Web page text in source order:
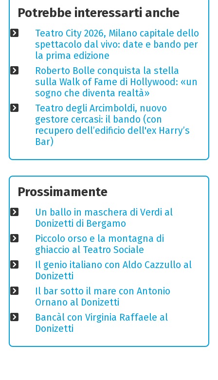
Potrebbe interessarti anche
Teatro City 2026, Milano capitale dello
spettacolo dal vivo: date e bando per
la prima edizione
Roberto Bolle conquista la stella
sulla Walk of Fame di Hollywood: «un
sogno che diventa realtà»
Teatro degli Arcimboldi, nuovo
gestore cercasi: il bando (con
recupero dell’edificio dell'ex Harry’s
Bar)
Prossimamente
Un ballo in maschera di Verdi al
Donizetti di Bergamo
Piccolo orso e la montagna di
ghiaccio al Teatro Sociale
Il genio italiano con Aldo Cazzullo al
Donizetti
Il bar sotto il mare con Antonio
Ornano al Donizetti
Bancàl con Virginia Raffaele al
Donizetti